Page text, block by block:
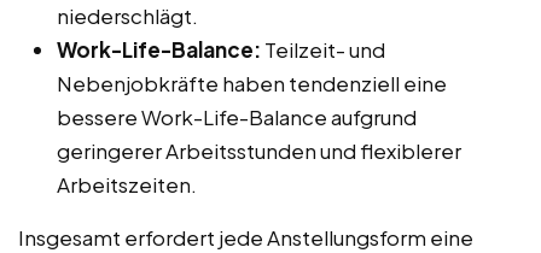
niederschlägt.
Work-Life-Balance: Teilzeit- und
Nebenjobkräfte haben tendenziell eine
bessere Work-Life-Balance aufgrund
geringerer Arbeitsstunden und flexiblerer
Arbeitszeiten.
Insgesamt erfordert jede Anstellungsform eine